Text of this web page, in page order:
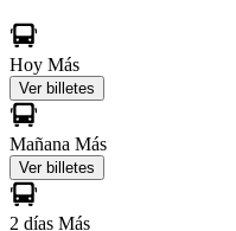
Hoy Más
Ver billetes
Mañana Más
Ver billetes
2 días Más